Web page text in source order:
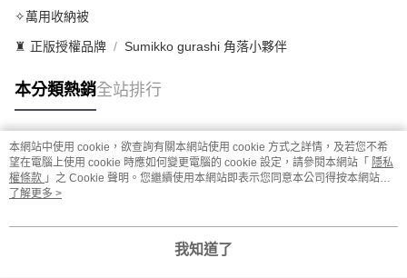
✧萬用收納被
♜ 正版授權品牌 Sumikko gurashi 角落小夥伴
本分類熱銷全站排行
熱門標籤
本網站中使用 cookie，欲查詢有關本網站使用 cookie 方式之詳情，及若您不希
望在電腦上使用 cookie 時應如何變更電腦的 cookie 設定，請參閱本網站「 隱私
權條款 」之 Cookie 聲明。您繼續使用本網站即表示您同意本公司得按本網站使
用條款之 Cookie 聲明使用 cookie。
了解更多 >
我知道了